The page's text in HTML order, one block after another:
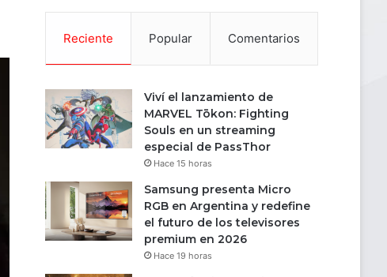
Reciente Popular Comentarios
Viví el lanzamiento de
MARVEL Tōkon: Fighting
Souls en un streaming
especial de PassThor
Hace 15 horas
Samsung presenta Micro
RGB en Argentina y redefine
el futuro de los televisores
premium en 2026
Hace 19 horas